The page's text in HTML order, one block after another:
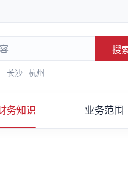
搜
长沙 杭州
务知识 业务范围